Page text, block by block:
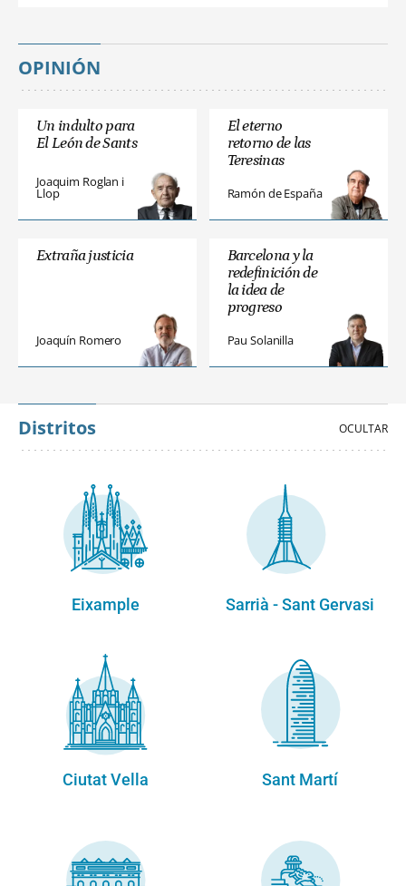
OPINIÓN
Un indulto para
El León de Sants
Joaquim Roglan i
Llop
El eterno
retorno de las
Teresinas
Ramón de España
Extraña justicia
Joaquín Romero
Barcelona y la
redefinición de
la idea de
progreso
Pau Solanilla
Distritos
Eixample Sarrià - Sant Gervasi
Ciutat Vella Sant Martí